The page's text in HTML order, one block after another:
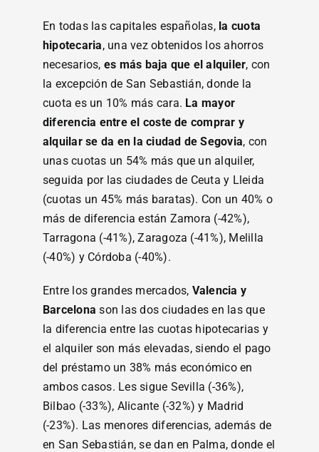
En todas las capitales españolas, la cuota
hipotecaria, una vez obtenidos los ahorros
necesarios, es más baja que el alquiler, con
la excepción de San Sebastián, donde la
cuota es un 10% más cara. La mayor
diferencia entre el coste de comprar y
alquilar se da en la ciudad de Segovia, con
unas cuotas un 54% más que un alquiler,
seguida por las ciudades de Ceuta y Lleida
(cuotas un 45% más baratas). Con un 40% o
más de diferencia están Zamora (-42%),
Tarragona (-41%), Zaragoza (-41%), Melilla
(-40%) y Córdoba (-40%).
Entre los grandes mercados, Valencia y
Barcelona son las dos ciudades en las que
la diferencia entre las cuotas hipotecarias y
el alquiler son más elevadas, siendo el pago
del préstamo un 38% más económico en
ambos casos. Les sigue Sevilla (-36%),
Bilbao (-33%), Alicante (-32%) y Madrid
(-23%). Las menores diferencias, además de
en San Sebastián, se dan en Palma, donde el